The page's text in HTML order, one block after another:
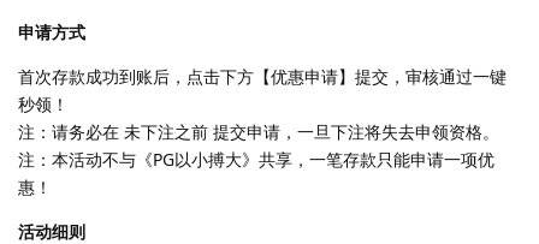
申请方式
首次存款成功到账后，点击下方【优惠申请】提交，审核通过一键
秒领！
注：请务必在 未下注之前 提交申请，一旦下注将失去申领资格。
注：本活动不与《PG以小搏大》共享，一笔存款只能申请一项优
惠！
活动细则